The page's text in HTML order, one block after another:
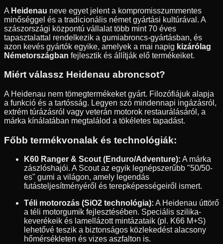
A Heidenau neve egyet jelent a kompromisszummentes
minőséggel és a tradicionális német gyártási kultúrával. A
szászországi központú vállalat több mint 70 éves
tapasztalattal rendelkezik a gumiabroncs-gyártásban, és
azon kevés gyártók egyike, amelyek a mai napig kizárólag
Németországban fejlesztik és állítják elő termékeiket.
Miért válassz Heidenau abroncsot?
A Heidenau nem tömegtermékeket gyárt. Filozófiájuk alapja
a funkció és a tartósság. Legyen szó mindennapi ingázásról,
extrém túrázásról vagy veterán motorok restaurálásáról, a
márka kínálatában megtalálod a tökéletes tapadást.
Főbb termékvonalak és technológiák:
K60 Ranger & Scout (Enduro/Adventure): A márka
zászlóshajói. A Scout az egyik legnépszerűbb "50/50-
es" gumi a világon, amely legendás
futásteljesítményéről és terepképességeiről ismert.
Téli motorozás (SiO2 technológia): A Heidenau úttörő
a téli motorgumik fejlesztésében. Speciális szilika-
keverékeik és lamellázott mintázataik (pl. K66 M+S)
lehetővé teszik a biztonságos közlekedést alacsony
hőmérsékleten és vizes aszfalton is.